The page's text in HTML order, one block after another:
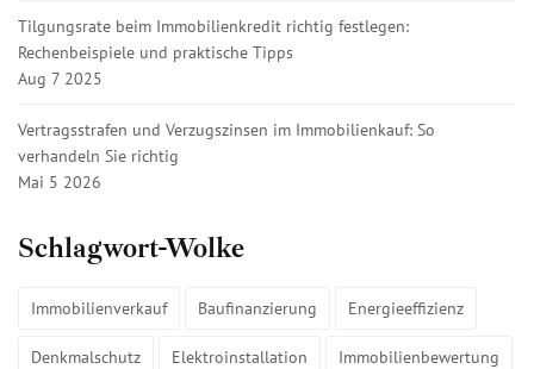
Tilgungsrate beim Immobilienkredit richtig festlegen:
Rechenbeispiele und praktische Tipps
Aug 7 2025
Vertragsstrafen und Verzugszinsen im Immobilienkauf: So
verhandeln Sie richtig
Mai 5 2026
Schlagwort-Wolke
Immobilienverkauf Baufinanzierung Energieeffizienz
Denkmalschutz Elektroinstallation Immobilienbewertung